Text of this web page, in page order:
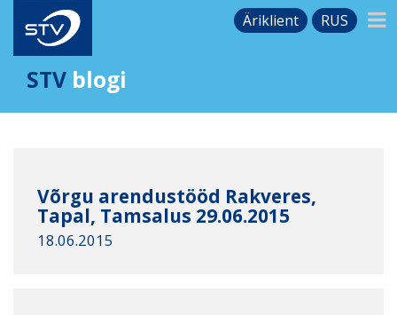
Äriklient RUS
STV blogi
Võrgu arendustööd Rakveres,
Tapal, Tamsalus 29.06.2015
18.06.2015